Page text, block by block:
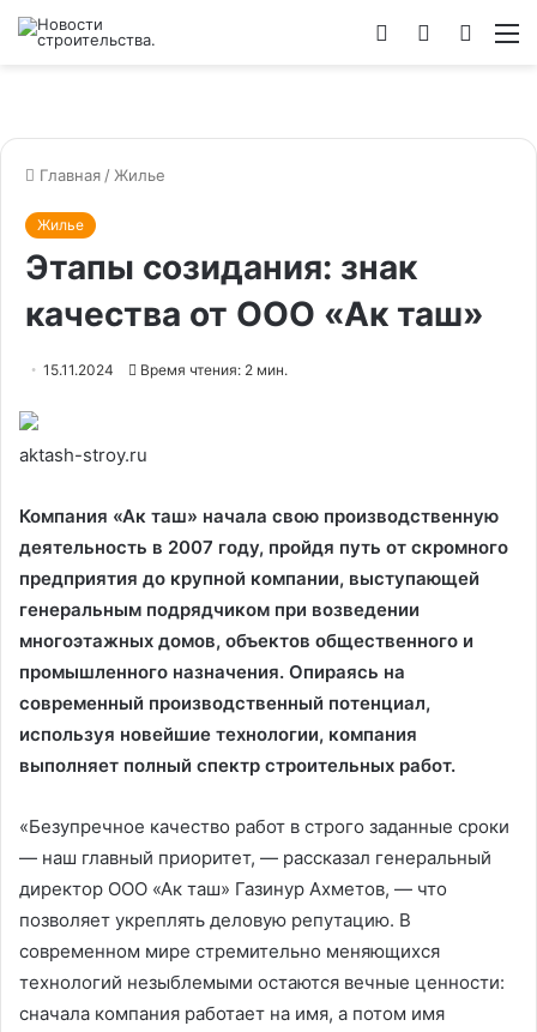
Switch
Войти
Главная / Жилье
Жилье
Этапы созидания: знак
качества от ООО «Ак таш»
15.11.2024 Время чтения: 2 мин.
aktash-stroy.ru
Компания «Ак таш» начала свою производственную
деятельность в 2007 году, пройдя путь от скромного
предприятия до крупной компании, выступающей
генеральным подрядчиком при возведении
многоэтажных домов, объектов общественного и
промышленного назначения. Опираясь на
современный производственный потенциал,
используя новейшие технологии, компания
выполняет полный спектр строительных работ.
«Безупречное качество работ в строго заданные сроки
— наш главный приоритет, — рассказал генеральный
директор ООО «Ак таш» Газинур Ахметов, — что
позволяет укреплять деловую репутацию. В
современном мире стремительно меняющихся
технологий незыблемыми остаются вечные ценности:
сначала компания работает на имя, а потом имя